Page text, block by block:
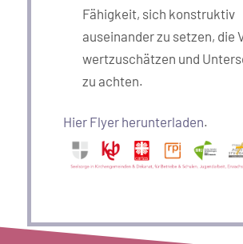
Fähigkeit, sich konstruktiv
auseinander zu setzen, die
wertzuschätzen und
zu achten.
Hier Flyer herunterladen.